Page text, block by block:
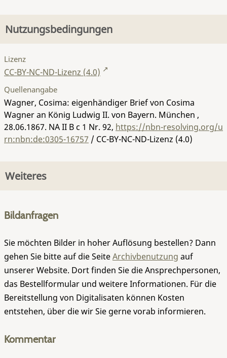
Nutzungsbedingungen
Lizenz
CC-BY-NC-ND-Lizenz (4.0)
Quellenangabe
Wagner, Cosima: eigenhändiger Brief von Cosima
Wagner an König Ludwig II. von Bayern. München ,
28.06.1867. NA II B c 1 Nr. 92, https://nbn-resolving.org/u
rn:nbn:de:0305-16757 / CC-BY-NC-ND-Lizenz (4.0)
Weiteres
Bildanfragen
Sie möchten Bilder in hoher Auflösung bestellen? Dann
gehen Sie bitte auf die SeiteArchivbenutzung auf
unserer Website. Dort finden Sie die Ansprechpersonen,
das Bestellformular und weitere Informationen. Für die
Bereitstellung von Digitalisaten können Kosten
entstehen, über die wir Sie gerne vorab informieren.
Kommentar